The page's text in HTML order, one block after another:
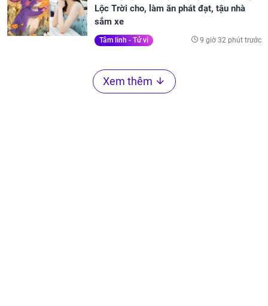
Lộc Trời cho, làm ăn phát đạt, tậu nhà
sắm xe
Tâm linh - Tử vi 9 giờ 32 phút trước
Xem thêm